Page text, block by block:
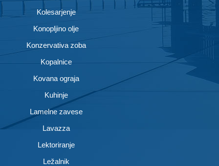
Kolesarjenje
Konopljino olje
Konzervativa zoba
Kopalnice
Kovana ograja
Kuhinje
Lamelne zavese
Lavazza
Lektoriranje
Ležalnik